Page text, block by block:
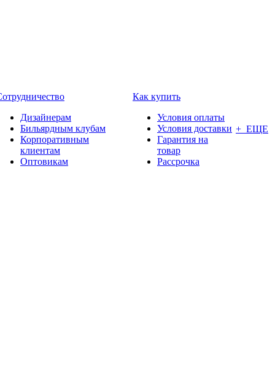
Дизайнерам
Бильярдным клубам
Корпоративным
клиентам
Оптовикам
Как купить
Условия оплаты
Условия доставки
Гарантия на
товар
Рассрочка
+ ЕЩЕ